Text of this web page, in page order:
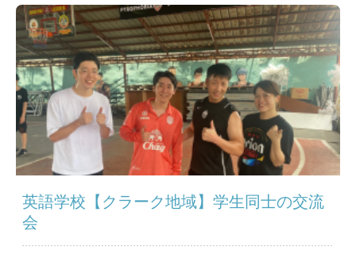
英語学校【クラーク地域】学生同士の交流
会